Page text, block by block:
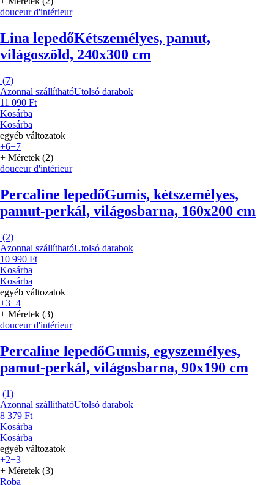
douceur d'intérieur
Lina lepedőKétszemélyes, pamut,
világoszöld, 240x300 cm
(7)
Azonnal szállíthatóUtolsó darabok
11 090 Ft
Kosárba
Kosárba
egyéb változatok
+6+7
+ Méretek (2)
douceur d'intérieur
Percaline lepedőGumis, kétszemélyes,
pamut-perkál, világosbarna, 160x200 cm
(2)
Azonnal szállíthatóUtolsó darabok
10 990 Ft
Kosárba
Kosárba
egyéb változatok
+3+4
+ Méretek (3)
douceur d'intérieur
Percaline lepedőGumis, egyszemélyes,
pamut-perkál, világosbarna, 90x190 cm
(1)
Azonnal szállíthatóUtolsó darabok
8 379 Ft
Kosárba
Kosárba
egyéb változatok
+2+3
+ Méretek (3)
Roba